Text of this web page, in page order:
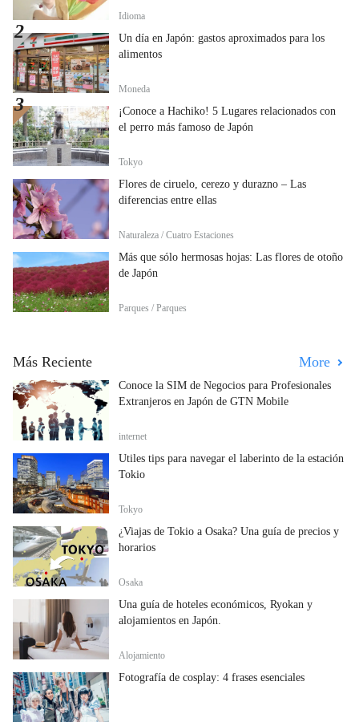
Idioma
Un día en Japón: gastos aproximados para los
alimentos
Moneda
¡Conoce a Hachiko! 5 Lugares relacionados con
el perro más famoso de Japón
Tokyo
Flores de ciruelo, cerezo y durazno – Las
diferencias entre ellas
Naturaleza / Cuatro Estaciones
Más que sólo hermosas hojas: Las flores de otoño
de Japón
Parques / Parques
Más Reciente More
Conoce la SIM de Negocios para Profesionales
Extranjeros en Japón de GTN Mobile
internet
Útiles tips para navegar el laberinto de la estación
Tokio
Tokyo
¿Viajas de Tokio a Osaka? Una guía de precios y
horarios
Osaka
Una guía de hoteles económicos, Ryokan y
alojamientos en Japón.
Alojamiento
Fotografía de cosplay: 4 frases esenciales